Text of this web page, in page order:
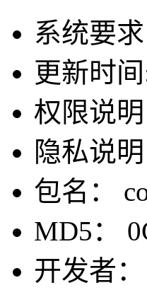
系统要
更新时
权限说明
隐私说明
包名：
MD5：
开发者